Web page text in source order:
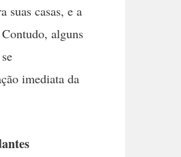
suas casas, e a
alguns
imediata da